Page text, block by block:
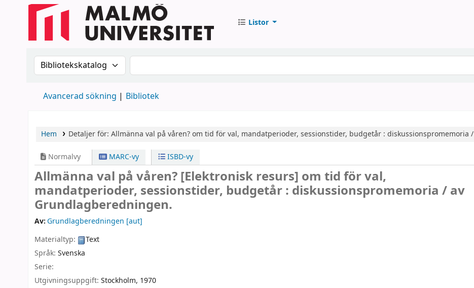
Listor
Sök i katalogen efter:Sök i katalogen
Avancerad sökning Bibliotek
Hem Detaljer för: Allmänna val på våren?om tid för val, mandatperioder, sessionstider, budgetår : diskussionspromemoria /
Normalvy MARC-vy ISBD-vy
Allmänna val på våren?[Elektronisk resurs] om tid för val,
mandatperioder, sessionstider, budgetår : diskussionspromemoria /av
Grundlagberedningen.
Av:Grundlagberedningen [aut]
Materialtyp:
Text
Språk: Svenska
Serie:
Utgivningsuppgift: Stockholm, 1970